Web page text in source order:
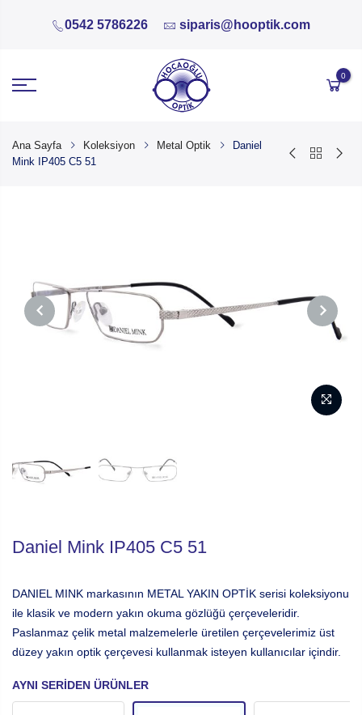
0542 5786226 siparis@hooptik.com
0
Ana Sayfa Koleksiyon Metal Optik
Daniel
Mink IP405 C5 51
NEXT
Daniel Mink IP405 C5 51
DANIEL MINK markasının METAL YAKIN OPTİK serisi koleksiyonu
ile klasik ve modern yakın okuma gözlüğü çerçeveleridir.
Paslanmaz çelik metal malzemelerle üretilen çerçevelerimiz üst
düzey yakın optik çerçevesi kullanmak isteyen kullanıcılar içindir.
AYNI SERIDEN ÜRÜNLER